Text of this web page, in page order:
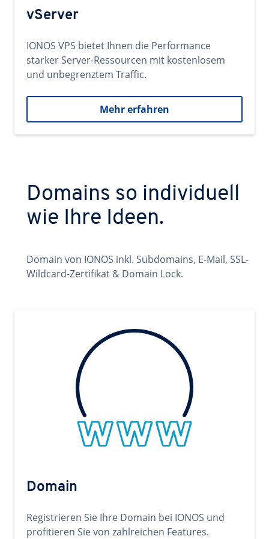
vServer
IONOS VPS bietet Ihnen die Performance
starker Server-Ressourcen mit kostenlosem
und unbegrenztem Traffic.
Mehr erfahren
Domains so individuell
wie Ihre Ideen.
Domain von IONOS inkl. Subdomains, E-Mail, SSL-
Wildcard-Zertifikat & Domain Lock.
Domain
Registrieren Sie Ihre Domain bei IONOS und
profitieren Sie von zahlreichen Features.